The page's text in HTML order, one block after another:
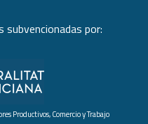
subvencionadas por:
Productivos, Comercio y Trabajo